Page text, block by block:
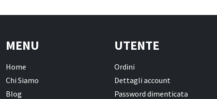
MENU
Home
Chi Siamo
Blog
UTENTE
Ordini
Dettagli account
Password dimenticata